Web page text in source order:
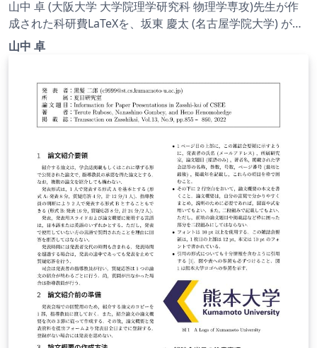
2022.08.02
山中 卓 (大阪大学 大学院理学研究科 物理学専攻)先生が作
成された科研費LaTeXを、坂東 慶太 (名古屋学院大学) が了
承を得てテンプレート登録しています。 詳細はこちら↓を
山中 卓